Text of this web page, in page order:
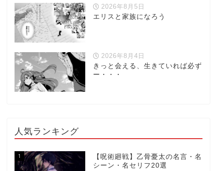
2026年8月5日
エリスと家族になろう
2026年8月4日
きっと会える、生きていれば必ず
ー・・・
人気ランキング
1
【呪術廻戦】乙骨憂太の名言・名
シーン・名セリフ20選